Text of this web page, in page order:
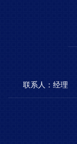
联系人：经理